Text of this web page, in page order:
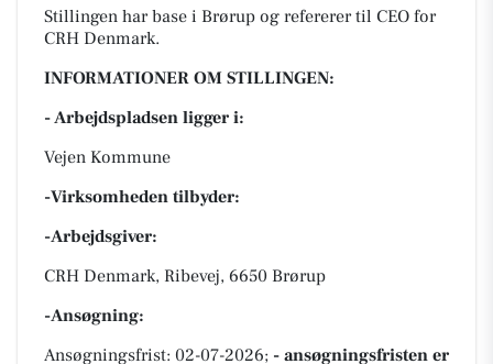
Stillingen har base i Brørup og refererer til CEO for
CRH Denmark.
INFORMATIONER OM STILLINGEN:
- Arbejdspladsen ligger i:
Vejen Kommune
-Virksomheden tilbyder:
-Arbejdsgiver:
CRH Denmark, Ribevej, 6650 Brørup
-Ansøgning:
Ansøgningsfrist: 02-07-2026; - ansøgningsfristen er